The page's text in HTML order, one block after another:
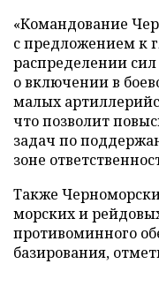
«Командование
с предложением к
распределении сил
о включении в
малых
что позволит
задач по
зоне
Также
морских и
противоминного
базирования,